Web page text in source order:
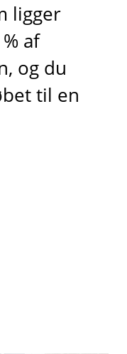
ligger
af
og du
til en